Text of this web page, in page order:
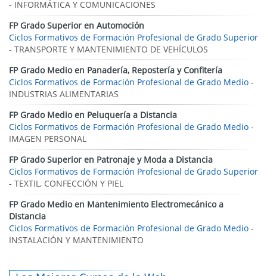
- INFORMÁTICA Y COMUNICACIONES
FP Grado Superior en Automoción
Ciclos Formativos de Formación Profesional de Grado Superior
- TRANSPORTE Y MANTENIMIENTO DE VEHÍCULOS
FP Grado Medio en Panadería, Repostería y Confitería
Ciclos Formativos de Formación Profesional de Grado Medio -
INDUSTRIAS ALIMENTARIAS
FP Grado Medio en Peluquería a Distancia
Ciclos Formativos de Formación Profesional de Grado Medio -
IMAGEN PERSONAL
FP Grado Superior en Patronaje y Moda a Distancia
Ciclos Formativos de Formación Profesional de Grado Superior
- TEXTIL, CONFECCIÓN Y PIEL
FP Grado Medio en Mantenimiento Electromecánico a
Distancia
Ciclos Formativos de Formación Profesional de Grado Medio -
INSTALACIÓN Y MANTENIMIENTO